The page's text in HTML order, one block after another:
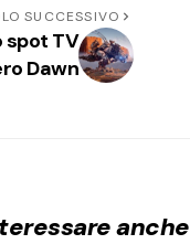
SUCCESSIVO
spot TV
Dawn
anche